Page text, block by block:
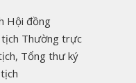
Hội đồng
tịch Thường trực
Tổng thư ký